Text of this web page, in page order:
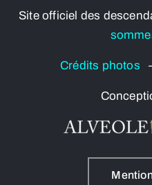
Site officiel des
Crédits photos